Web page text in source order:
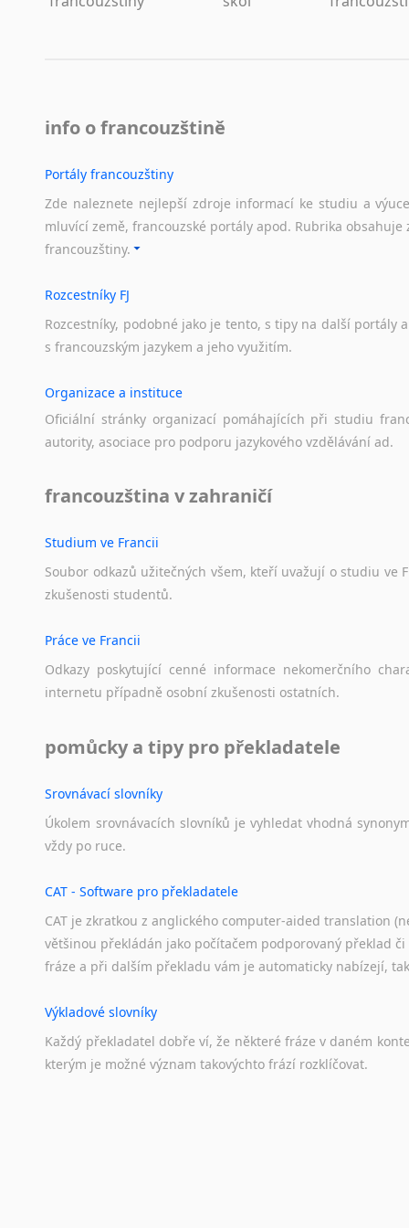
info o francouzštině
Portály francouzštiny
Zde naleznete nejlepší zdroje informací ke studiu a
mluvící země, francouzské portály apod. Rubrika
francouzštiny.
Rozcestníky FJ
Rozcestníky, podobné jako je tento, s tipy na další portály a
s francouzským jazykem a jeho využitím.
Organizace a instituce
Oficiální stránky organizací pomáhajících při studiu
autority, asociace pro podporu jazykového vzdělávání ad.
francouzština v zahraničí
Studium ve Francii
Soubor odkazů užitečných všem, kteří uvažují o studiu ve
zkušenosti studentů.
Práce ve Francii
Odkazy poskytující cenné informace nekomerčního
internetu případně osobní zkušenosti ostatních.
pomůcky a tipy pro překladatele
Srovnávací slovníky
Úkolem srovnávacích slovníků je vyhledat vhodná
vždy po ruce.
CAT - Software pro překladatele
CAT je zkratkou z anglického computer-aided translation
většinou překládán jako počítačem podporovaný překlad
fráze a při dalším překladu vám je automaticky nabízejí,
Výkladové slovníky
Každý překladatel dobře ví, že některé fráze v daném
kterým je možné význam takovýchto frází rozklíčovat.